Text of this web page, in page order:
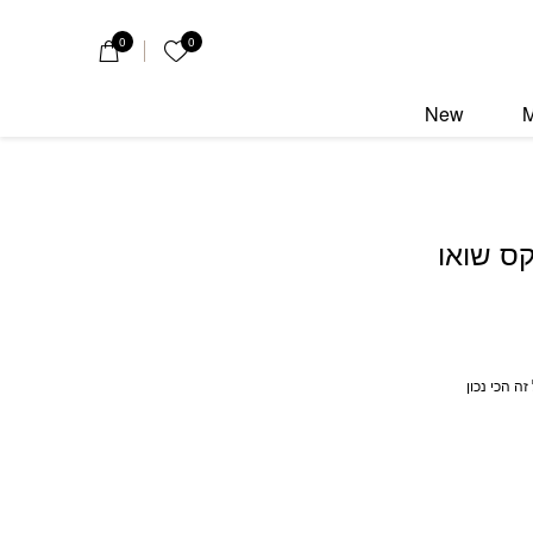
0 הרשימה שלי
0
New
שואו
הכי נכון